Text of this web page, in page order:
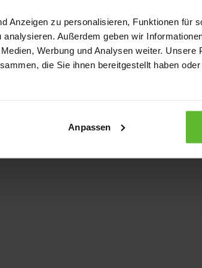
Anzeigen zu personalisieren, Funktionen für
Außerdem geben wir
Werbung und Analysen weiter. Unsere
die Sie ihnen bereitgestellt haben
Anpassen
occurred while loading www.kurzwego.de (see